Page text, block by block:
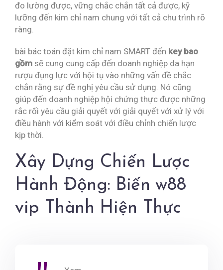
đo lường được, vững chắc chắn tất cả được, kỹ
lưỡng đến kim chỉ nam chung với tất cả chu trình rõ
ràng.
bài bác toán đặt kim chỉ nam SMART đến key bao
gồm sẽ cung cung cấp đến doanh nghiệp da hạn
rượu đụng lực với hội tụ vào những vấn đề chắc
chắn rằng sự đề nghị yêu cầu sử dụng. Nó cũng
giúp đến doanh nghiệp hội chứng thực được những
rắc rối yêu cầu giải quyết với giải quyết với xử lý với
điều hành với kiểm soát với điều chỉnh chiến lược
kịp thời.
Xây Dựng Chiến Lược
Hành Động: Biến w88
vip Thành Hiện Thực